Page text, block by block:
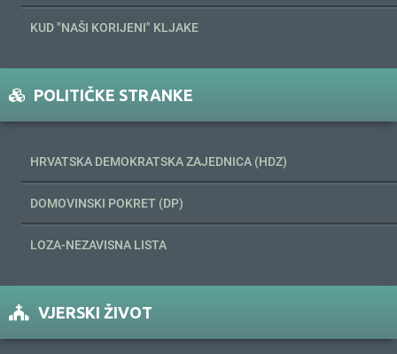
KUD "NAŠI KORIJENI" KLJAKE
POLITIČKE STRANKE
HRVATSKA DEMOKRATSKA ZAJEDNICA (HDZ)
DOMOVINSKI POKRET (DP)
LOZA-NEZAVISNA LISTA
VJERSKI ŽIVOT